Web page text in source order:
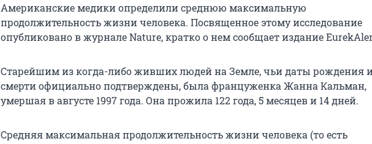
Американские медики определили среднюю максимальную
продолжительность жизни человека. Посвященное этому исследование
опубликовано в журнале Nature, кратко о нем сообщает издание
Старейшим из когда-либо живших людей на Земле, чьи даты рождения
смерти официально подтверждены, была француженка Жанна Кальман,
умершая в августе 1997 года. Она прожила 122 года, 5 месяцев и 14 дней.
Средняя максимальная продолжительность жизни человека (то есть